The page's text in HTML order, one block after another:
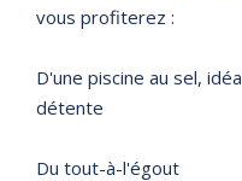
vous profiterez :
D'une piscine au sel,
détente
Du tout-à-l'égout